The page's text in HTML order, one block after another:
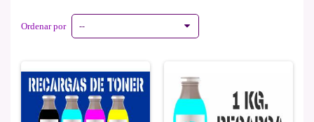
Ordenar por --